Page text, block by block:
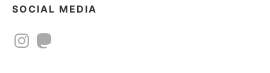
SOCIAL MEDIA
InstagramMastodon